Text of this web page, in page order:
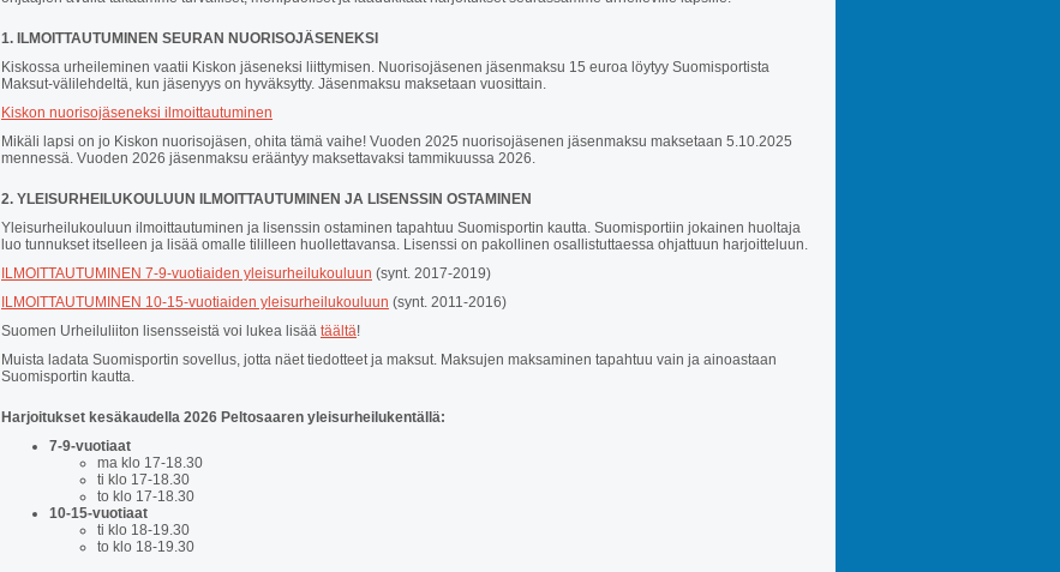
1. ILMOITTAUTUMINEN SEURAN NUORISOJÄSENEKSI
Kiskossa urheileminen vaatii Kiskon jäseneksi liittymisen. Nuorisojäsenen jäsenmaksu 15 euroa löytyy Suomisportista
Maksut-välilehdeltä, kun jäsenyys on hyväksytty. Jäsenmaksu maksetaan vuosittain.
Kiskon nuorisojäseneksi ilmoittautuminen
Mikäli lapsi on jo Kiskon nuorisojäsen, ohita tämä vaihe! Vuoden 2025 nuorisojäsenen jäsenmaksu maksetaan 5.10.2025
mennessä. Vuoden 2026 jäsenmaksu erääntyy maksettavaksi tammikuussa 2026.
2. YLEISURHEILUKOULUUN ILMOITTAUTUMINEN JA LISENSSIN OSTAMINEN
Yleisurheilukouluun ilmoittautuminen ja lisenssin ostaminen tapahtuu Suomisportin kautta. Suomisportiin jokainen huoltaja
luo tunnukset itselleen ja lisää omalle tililleen huollettavansa. Lisenssi on pakollinen osallistuttaessa ohjattuun harjoitteluun.
ILMOITTAUTUMINEN 7-9-vuotiaiden yleisurheilukouluun (synt. 2017-2019)
ILMOITTAUTUMINEN 10-15-vuotiaiden yleisurheilukouluun (synt. 2011-2016)
Suomen Urheiluliiton lisensseistä voi lukea lisää täältä!
Muista ladata Suomisportin sovellus, jotta näet tiedotteet ja maksut. Maksujen maksaminen tapahtuu vain ja ainoastaan
Suomisportin kautta.
Harjoitukset kesäkaudella 2026 Peltosaaren yleisurheilukentällä:
7-9-vuotiaat
ma klo 17-18.30
ti klo 17-18.30
to klo 17-18.30
10-15-vuotiaat
ti klo 18-19.30
to klo 18-19.30